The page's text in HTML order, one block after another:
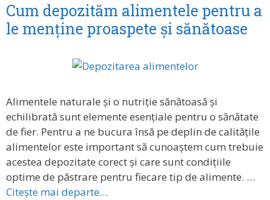
Cum depozităm alimentele pentru a
le menține proaspete și sănătoase
Alimentele naturale și o nutriție sănătoasă și
echilibrată sunt elemente esențiale pentru o sănătate
de fier. Pentru a ne bucura însă pe deplin de calitățile
alimentelor este important să cunoaștem cum trebuie
acestea depozitate corect și care sunt condițiile
optime de păstrare pentru fiecare tip de alimente. …
Citește mai departe…